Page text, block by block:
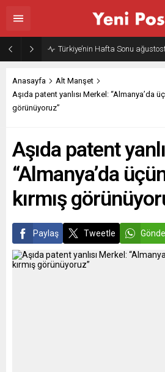
Türkiye’nin Hafta Sonu
Anasayfa
Alt Manşet
Aşıda patent yanlısı Merkel: “Almanya’da
görünüyoruz”
Aşıda patent
“Almanya’da
kırmış
Paylaş Tweetle